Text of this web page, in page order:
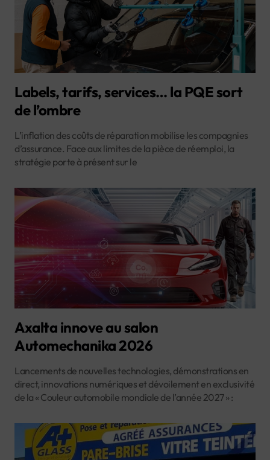
Labels, tarifs, services… la PQE sort
de l’ombre
L’inflation des coûts de réparation mobilise les compagnies
d’assurance. Face aux limites de la pièce de réemploi, la
stratégie porte à présent sur le
Axalta innove au salon
Automechanika 2026
Lancements de nouvelles technologies, démonstrations en
direct, innovations numériques et dévoilement en exclusivité
de la « Couleur automobile mondiale de l’année 2027 » :